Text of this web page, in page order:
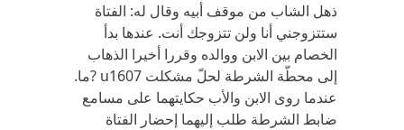
ذهل الشاب من موقف أبيه وقال له: الفتاة
ستتزوجني أنا ولن تتزوجك أنت. عندها بدأ
الخصام بين الابن ووالده وقررا أخيرا الذهاب
إلى محطّة الشرطة لحلّ مشكلت u1607 ?ما.
عندما روى الابن والأب حكايتهما على مسامع
ضابط الشرطة طلب إليهما إحضار الفتاة